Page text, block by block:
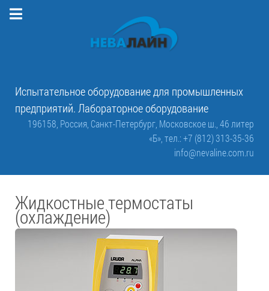
Испытательное оборудование для промышленных
предприятий. Лабораторное оборудование
196158, Россия, Санкт-Петербург, Московское ш., 46 литер
«Б», тел.: +7 (812) 313-35-36
info@nevaline.com.ru
Жидкостные термостаты
(охлаждение)